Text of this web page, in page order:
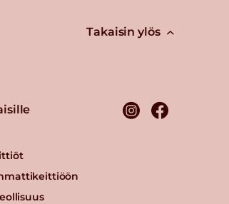
Takaisin ylös